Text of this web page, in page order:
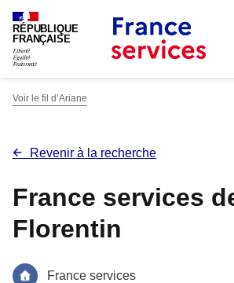
RÉPUBLIQUE
FRANÇAISE
Voir le fil d’Ariane
Revenir à la recherche
France services
Florentin
France services